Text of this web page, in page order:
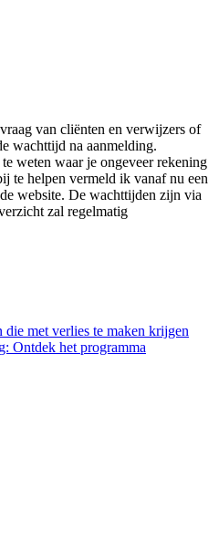
van cliënten en verwijzers of
wachttijd na aanmelding.
weten waar je ongeveer rekening
te helpen vermeld ik vanaf nu een
website. De wachttijden zijn via
zal regelmatig
met verlies te maken krijgen
Ontdek het programma